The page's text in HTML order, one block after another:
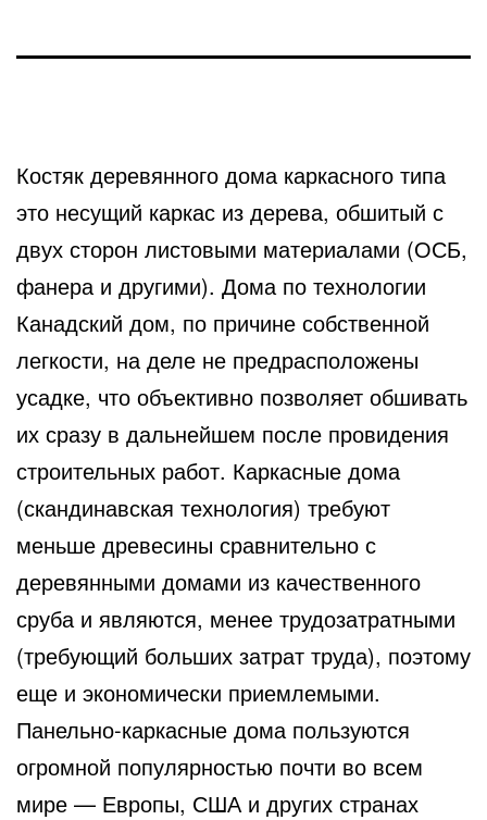
Костяк деревянного дома каркасного типа
это несущий каркас из дерева, обшитый с
двух сторон листовыми материалами (ОСБ,
фанера и другими). Дома по технологии
Канадский дом, по причине собственной
легкости, на деле не предрасположены
усадке, что объективно позволяет обшивать
их сразу в дальнейшем после провидения
строительных работ. Каркасные дома
(скандинавская технология) требуют
меньше древесины сравнительно с
деревянными домами из качественного
сруба и являются, менее трудозатратными
(требующий больших затрат труда), поэтому
еще и экономически приемлемыми.
Панельно-каркасные дома пользуются
огромной популярностью почти во всем
мире — Европы, США и других странах